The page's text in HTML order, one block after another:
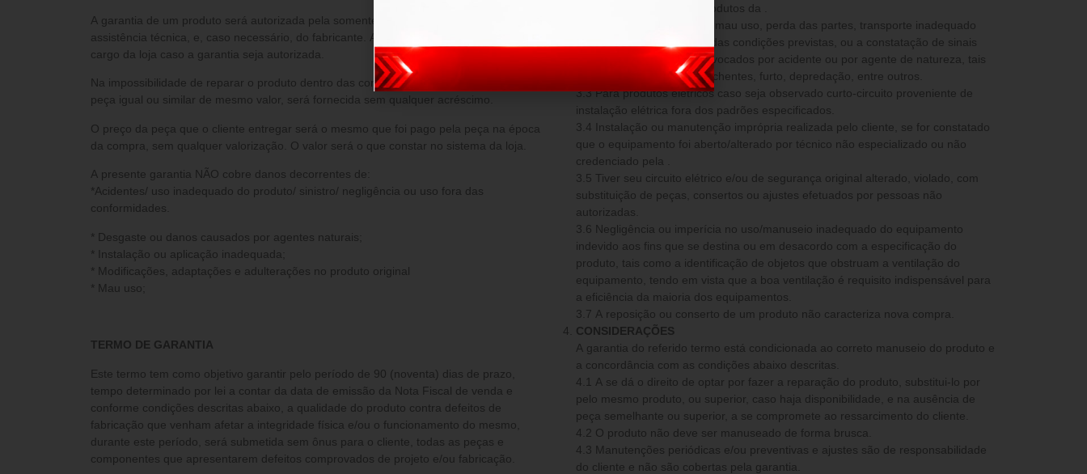
A garantia de um produto será autorizada pela somente após análise do setor de
assistência técnica, e, caso necessário, do fabricante. As despesas de frete ficarão a
cargo da loja caso a garantia seja autorizada.
Na impossibilidade de reparar o produto dentro das condições desta garantia, outra
peça igual ou similar de mesmo valor, será fornecida sem qualquer acréscimo.
O preço da peça que o cliente entregar será o mesmo que foi pago pela peça na época
da compra, sem qualquer valorização. O valor será o que constar no sistema da loja.
A presente garantia NÃO cobre danos decorrentes de:
*Acidentes/ uso inadequado do produto/ sinistro/ negligência ou uso fora das
conformidades.
* Desgaste ou danos causados por agentes naturais;
* Instalação ou aplicação inadequada;
* Modificações, adaptações e adulterações no produto original
* Mau uso;
TERMO DE GARANTIA
Este termo tem como objetivo garantir pelo período de 90 (noventa) dias de prazo,
tempo determinado por lei a contar da data de emissão da Nota Fiscal de venda e
conforme condições descritas abaixo, a qualidade do produto contra defeitos de
fabricação que venham afetar a integridade física e/ou o funcionamento do mesmo,
durante este período, será submetida sem ônus para o cliente, todas as peças e
componentes que apresentarem defeitos comprovados de projeto e/ou fabricação.
instalados junto com os produtos da .
3.2 Defeito proveniente de mau uso, perda das partes, transporte inadequado
realizado pelo cliente fora das condições previstas, ou a constatação de sinais
que evidenciam danos provocados por acidente ou por agente de natureza, tais
como: queima, quedas, enchentes, furto, depredação, entre outros.
3.3 Para produtos elétricos caso seja observado curto-circuito proveniente de
instalação elétrica fora dos padrões especificados.
3.4 Instalação ou manutenção imprópria realizada pelo cliente, se for constatado
que o equipamento foi aberto/alterado por técnico não especializado ou não
credenciado pela .
3.5 Tiver seu circuito elétrico e/ou de segurança original alterado, violado, com
substituição de peças, consertos ou ajustes efetuados por pessoas não
autorizadas.
3.6 Negligência ou imperícia no uso/manuseio inadequado do equipamento
indevido aos fins que se destina ou em desacordo com a especificação do
produto, tais como a identificação de objetos que obstruam a ventilação do
equipamento, tendo em vista que a boa ventilação é requisito indispensável para
a eficiência da maioria dos equipamentos.
3.7 A reposição ou conserto de um produto não caracteriza nova compra.
CONSIDERAÇÕES
A garantia do referido termo está condicionada ao correto manuseio do produto e
a concordância com as condições abaixo descritas.
4.1 A se dá o direito de optar por fazer a reparação do produto, substitui-lo por
pelo mesmo produto, ou superior, caso haja disponibilidade, e na ausência de
peça semelhante ou superior, a se compromete ao ressarcimento do cliente.
4.2 O produto não deve ser manuseado de forma brusca.
4.3 Manutenções periódicas e/ou preventivas e ajustes são de responsabilidade
do cliente e não são cobertas pela garantia.